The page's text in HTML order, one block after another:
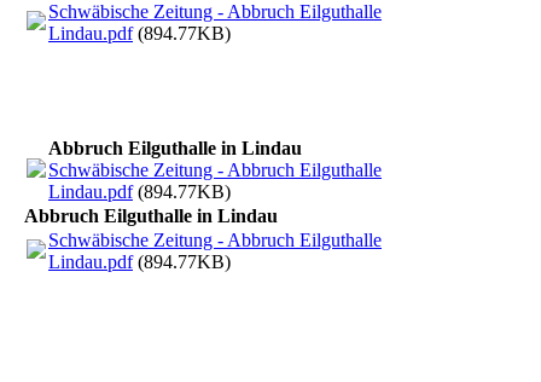
Schwäbische Zeitung - Abbruch Eilguthalle
Lindau.pdf(894.77KB)
Abbruch Eilguthalle in Lindau
Schwäbische Zeitung - Abbruch Eilguthalle
Lindau.pdf(894.77KB)
Abbruch Eilguthalle in Lindau
Schwäbische Zeitung - Abbruch Eilguthalle
Lindau.pdf(894.77KB)